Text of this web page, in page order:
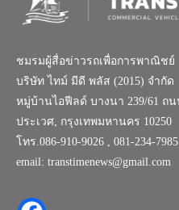
ชมรมผู้สื่อข่าวรถเพื่อการพาณิชย์
บริษัท ไทม์ มีดี พลัส (2015) จำกัด
หมู่บ้านไอฟีลด์ บางนา 239/61 ถ
ประเวศ, กรุงเทพมหานคร 10250
โทร.086-910-9026 , 081-234-7985
email: transtimenews@gmail.com